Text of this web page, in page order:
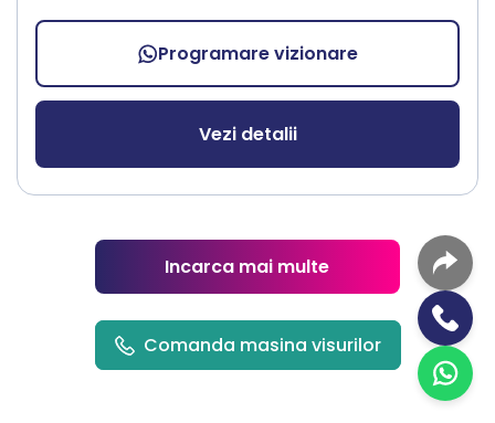
Programare vizionare
Vezi detalii
Incarca mai multe
Comanda masina visurilor